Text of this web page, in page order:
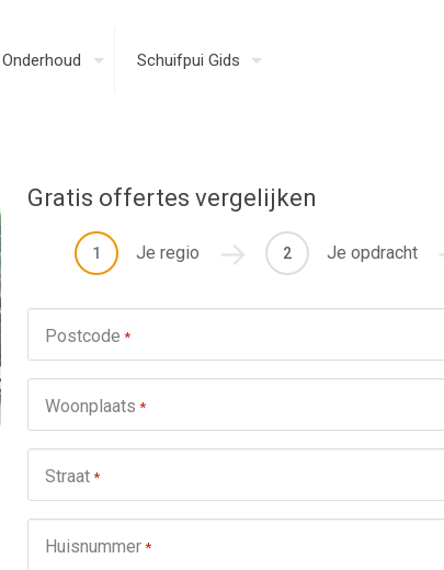
Onderhoud Schuifpui Gids
Gratis offertes vergelijken
1 Je regio 2 Je opdracht
Postcode *
Woonplaats *
Straat *
Huisnummer *